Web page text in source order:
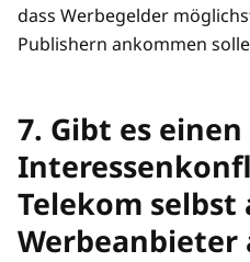
dass Werbegelder
Publishern ankommen
7. Gibt es einen
Telekom selbst